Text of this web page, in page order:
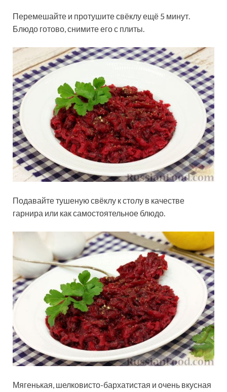
Перемешайте и протушите свёклу ещё 5 минут.
Блюдо готово, снимите его с плиты.
Подавайте тушеную свёклу к столу в качестве
гарнира или как самостоятельное блюдо.
Мягенькая, шелковисто-бархатистая и очень вкусная